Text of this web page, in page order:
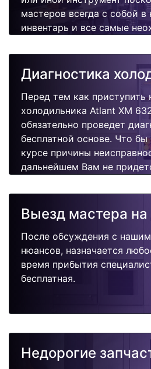
мастеров всегда с собой
инвентарь и все самые
быстро, качественно и
Диагностика
Перед тем как приступить
холодильника Atlant XM
обязательно проведет
бесплатной основе. Что
курсе причины
дальнейшем Вам не
поломок.
Выезд мастера
После обсуждения с
нюансов, назначается
время прибытия
бесплатная.
Недорогие